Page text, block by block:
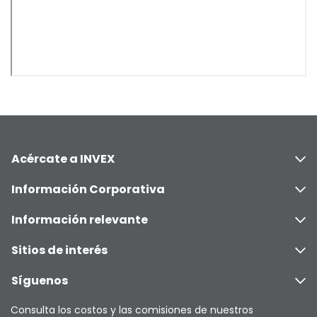
Acércate a INVEX
Información Corporativa
Información relevante
Sitios de interés
Síguenos
Consulta los costos y las comisiones de nuestros